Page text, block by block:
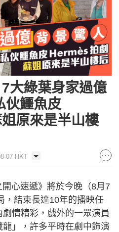
大綠葉身家過億
伙鱷魚皮
原來是半山樓
07 HKT
心速遞》將於今晚（8月7
，結束長達10年的播映任
情精彩，戲外的一眾演員
」，許多平時在劇中飾演